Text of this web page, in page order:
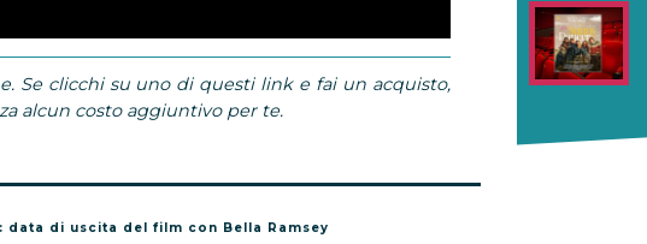
Se clicchi su uno di questi link e fai un acquisto,
alcun costo aggiuntivo per te.
data di uscita del film con Bella Ramsey